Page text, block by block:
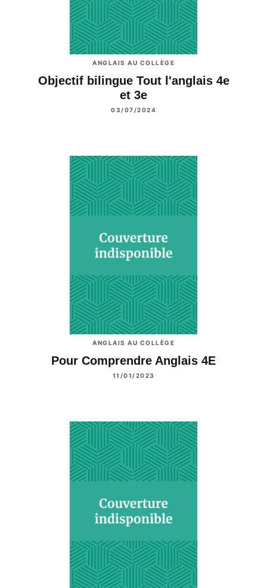
ANGLAIS AU COLLÈGE
Objectif bilingue Tout l'anglais 4e
et 3e
03/07/2024
ANGLAIS AU COLLÈGE
Pour Comprendre Anglais 4E
11/01/2023